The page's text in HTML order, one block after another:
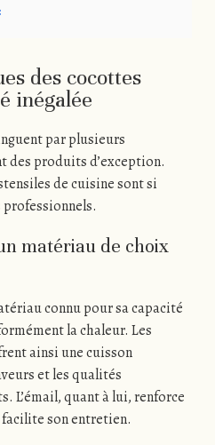
des cocottes
inégalée
par plusieurs
des produits d’exception.
de cuisine sont si
matériau de choix
connu pour sa capacité
la chaleur. Les
ainsi une cuisson
et les qualités
L’émail, quant à lui, renforce
son entretien.